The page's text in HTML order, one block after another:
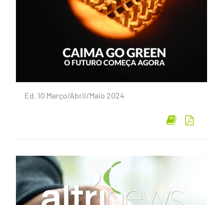
Ed. 10 Março/Abril/Maio 2024